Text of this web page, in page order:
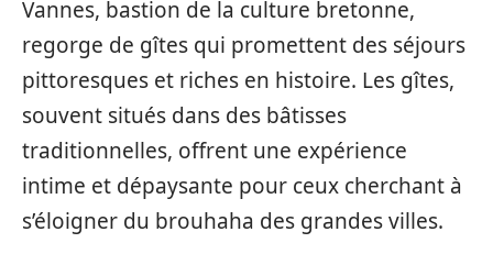
Vannes, bastion de la culture bretonne,
regorge de gîtes qui promettent des séjours
pittoresques et riches en histoire. Les gîtes,
souvent situés dans des bâtisses
traditionnelles, offrent une expérience
intime et dépaysante pour ceux cherchant à
s’éloigner du brouhaha des grandes villes.